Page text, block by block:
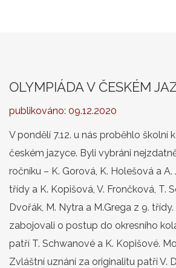
OLYMPIÁDA V ČESKÉM
publikováno: 09.12.2020
V pondělí 7.12. u nás proběhlo školní
českém jazyce. Byli vybráni
ročníku – K. Gorová, K. Holešová a
třídy a K. Kopišová, V. Frončková, T.
Dvořák, M. Nytra a M.Grega z 9.
zabojovali o postup do okresního
patří T. Schwanové a K. Kopišové.
Zvláštní uznání za originalitu patří V.